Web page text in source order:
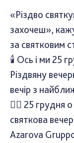
«Різдво
захочеш»,
за святковим
🕯 Ось і ми 25
Різдвяну
вечір з
👉🏼 25 грудня
святкова
Azarova